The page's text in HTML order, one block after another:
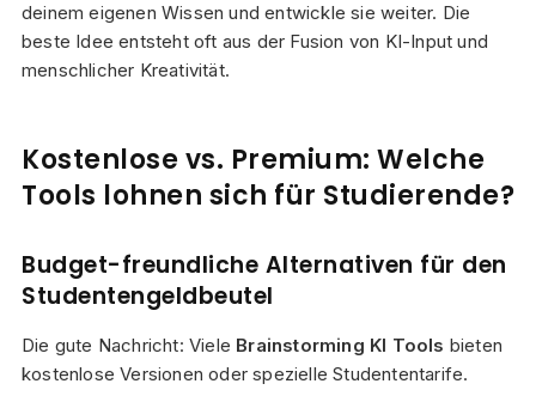
deinem eigenen Wissen und entwickle sie weiter. Die
beste Idee entsteht oft aus der Fusion von KI-Input und
menschlicher Kreativität.
Kostenlose vs. Premium: Welche
Tools lohnen sich für Studierende?
Budget-freundliche Alternativen für den
Studentengeldbeutel
Die gute Nachricht: Viele Brainstorming KI Tools bieten
kostenlose Versionen oder spezielle Studententarife.